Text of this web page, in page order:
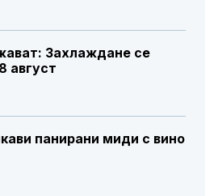
Захлаждане се
август
панирани миди с вино